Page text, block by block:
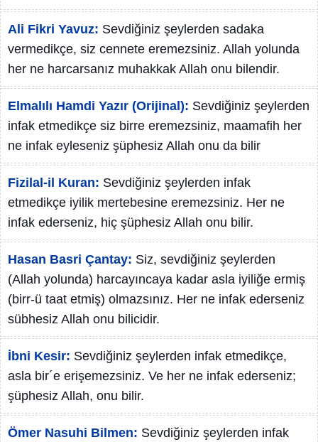
Ali Fikri Yavuz: Sevdiğiniz şeylerden sadaka
vermedikçe, siz cennete eremezsiniz. Allah yolunda
her ne harcarsanız muhakkak Allah onu bilendir.
Elmalılı Hamdi Yazır (Orijinal): Sevdiğiniz şeylerden
infak etmedikçe siz birre eremezsiniz, maamafih her
ne infak eyleseniz şüphesiz Allah onu da bilir
Fizilal-il Kuran: Sevdiğiniz şeylerden infak
etmedikçe iyilik mertebesine eremezsiniz. Her ne
infak ederseniz, hiç şüphesiz Allah onu bilir.
Hasan Basri Çantay: Siz, sevdiğiniz şeylerden
(Allah yolunda) harcayıncaya kadar asla iyiliğe ermiş
(birr-ü taat etmiş) olmazsınız. Her ne infak ederseniz
sübhesiz Allah onu bilicidir.
İbni Kesir: Sevdiğiniz şeylerden infak etmedikçe,
asla bir´e erişemezsiniz. Ve her ne infak ederseniz;
şüphesiz Allah, onu bilir.
Ömer Nasuhi Bilmen: Sevdiğiniz şeylerden infak